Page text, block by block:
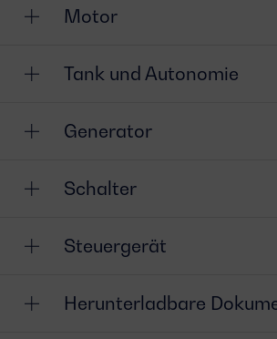
Motor
Tank und Autonomie
Generator
Schalter
Steuergerät
Herunterladbare